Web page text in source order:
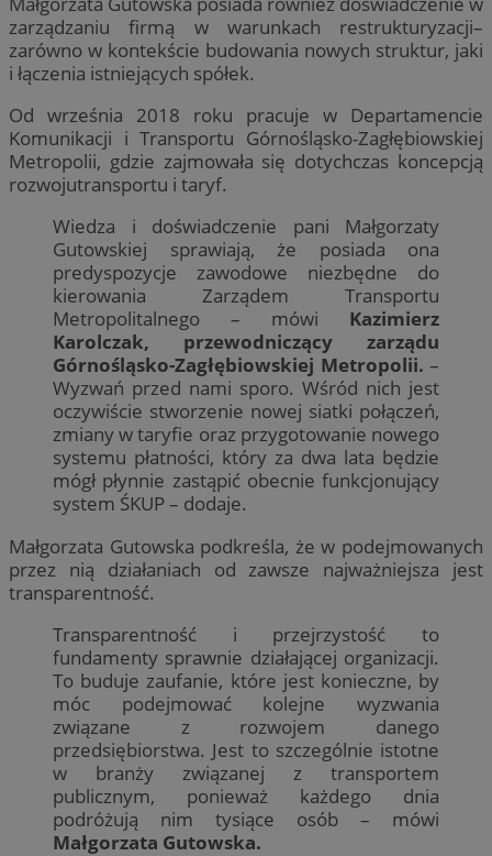
zarządzaniu firmą w warunkach restrukturyzacji–
zarówno w kontekście budowania nowych struktur, jaki
i łączenia istniejących spółek.
Od września 2018 roku pracuje w Departamencie
Komunikacji i Transportu Górnośląsko-Zagłębiowskiej
Metropolii, gdzie zajmowała się dotychczas koncepcją
rozwojutransportu i taryf.
Wiedza i doświadczenie pani Małgorzaty
Gutowskiej sprawiają, że posiada ona
predyspozycje zawodowe niezbędne do
kierowania Zarządem Transportu
Metropolitalnego – mówi Kazimierz
Karolczak, przewodniczący zarządu
Górnośląsko-Zagłębiowskiej Metropolii. –
Wyzwań przed nami sporo. Wśród nich jest
oczywiście stworzenie nowej siatki połączeń,
zmiany w taryfie oraz przygotowanie nowego
systemu płatności, który za dwa lata będzie
mógł płynnie zastąpić obecnie funkcjonujący
system ŚKUP – dodaje.
Małgorzata Gutowska podkreśla, że w podejmowanych
przez nią działaniach od zawsze najważniejsza jest
transparentność.
Transparentność i przejrzystość to
fundamenty sprawnie działającej organizacji.
To buduje zaufanie, które jest konieczne, by
móc podejmować kolejne wyzwania
związane z rozwojem danego
przedsiębiorstwa. Jest to szczególnie istotne
w branży związanej z transportem
publicznym, ponieważ każdego dnia
podróżują nim tysiące osób – mówi
Małgorzata Gutowska.